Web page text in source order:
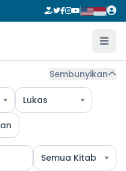
Sembunyikan
Lukas
Semua Kitab